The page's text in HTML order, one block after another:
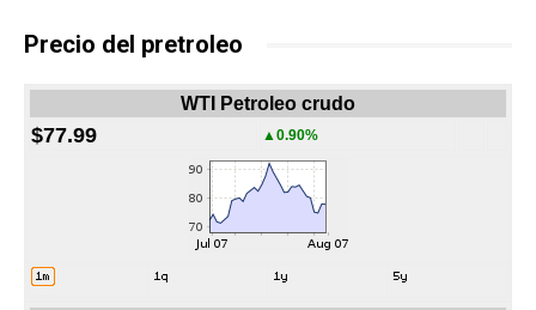
Precio del pretroleo
WTI Petroleo crudo
$77.99 ▲0.90%